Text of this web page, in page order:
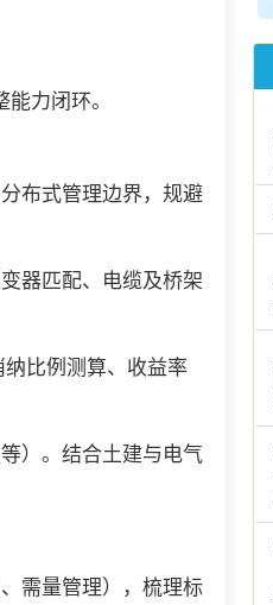
力闭环。
布式管理边界，规避
器匹配、电缆及桥架
纳比例测算、收益率
）。结合土建与电气
需量管理），梳理标